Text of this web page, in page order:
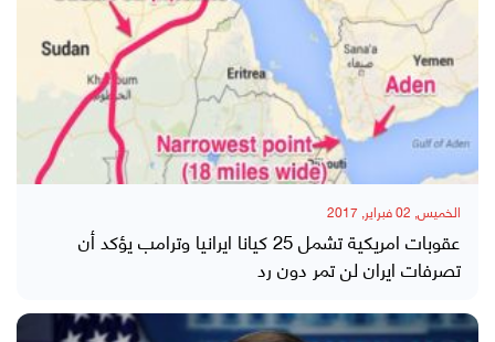
الخميس, 02 فبراير, 2017
عقوبات امريكية تشمل 25 كيانا ايرانيا وترامب يؤكد أن
تصرفات ايران لن تمر دون رد